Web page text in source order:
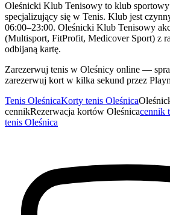
Oleśnicki Klub Tenisowy to klub
specjalizujący się w Tenis. Klub jest
06:00–23:00. Oleśnicki Klub Tenisowy
(Multisport, FitProfit, Medicover Sport) z
odbijaną kartę.
Zarezerwuj tenis w Oleśnicy online —
zarezerwuj kort w kilka sekund przez
Tenis OleśnicaKorty tenis Oleśnica
cennikRezerwacja kortów Oleśnicacennik
tenis Oleśnica